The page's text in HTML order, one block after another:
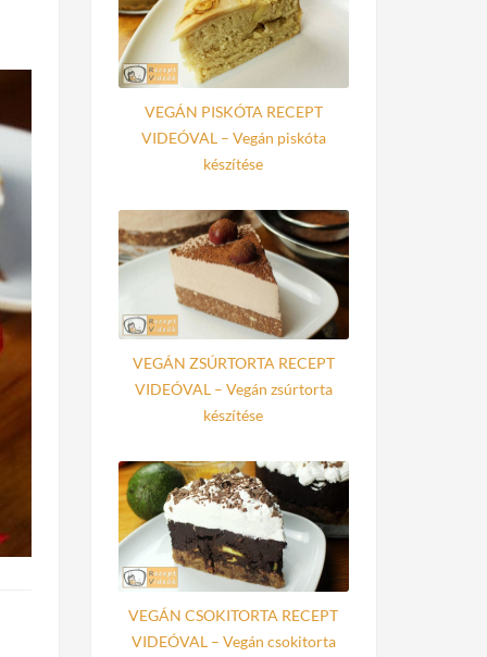
VEGÁN PISKÓTA RECEPT
VIDEÓVAL – Vegán piskóta
készítése
VEGÁN ZSÚRTORTA RECEPT
VIDEÓVAL – Vegán zsúrtorta
készítése
VEGÁN CSOKITORTA RECEPT
VIDEÓVAL – Vegán csokitorta